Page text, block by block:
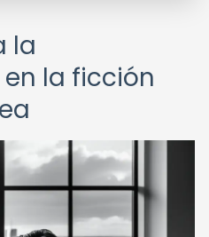
la
la ficción